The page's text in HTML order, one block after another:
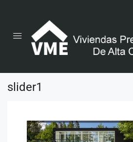
slider1